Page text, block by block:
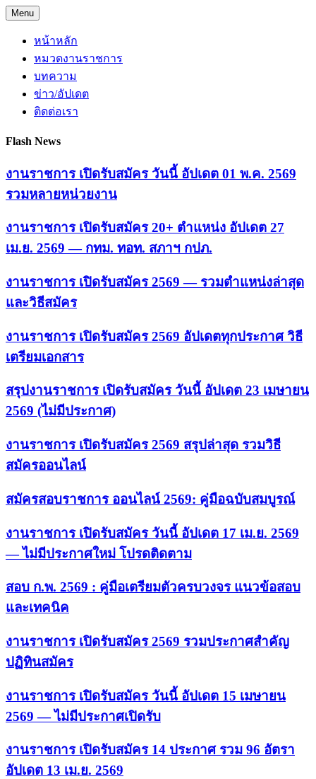
Skip
to
content
Menu
หน้าหลัก
หมวดงานราชการ
บทความ
ข่าว/อัปเดต
ติดต่อเรา
Flash News
งานราชการ เปิดรับสมัคร วันนี้ อัปเดต 01 พ.ค. 2569
รวมหลายหน่วยงาน
งานราชการ เปิดรับสมัคร 20+ ตำแหน่ง อัปเดต 27
เม.ย. 2569 — กทม. ทอท. สภาฯ กปภ.
งานราชการ เปิดรับสมัคร 2569 — รวมตำแหน่งล่าสุด
และวิธีสมัคร
งานราชการ เปิดรับสมัคร 2569 อัปเดตทุกประกาศ วิธี
เตรียมเอกสาร
สรุปงานราชการ เปิดรับสมัคร วันนี้ อัปเดต 23 เมษายน
2569 (ไม่มีประกาศ)
งานราชการ เปิดรับสมัคร 2569 สรุปล่าสุด รวมวิธี
สมัครออนไลน์
สมัครสอบราชการ ออนไลน์ 2569: คู่มือฉบับสมบูรณ์
งานราชการ เปิดรับสมัคร วันนี้ อัปเดต 17 เม.ย. 2569
— ไม่มีประกาศใหม่ โปรดติดตาม
สอบ ก.พ. 2569 : คู่มือเตรียมตัวครบวงจร แนวข้อสอบ
และเทคนิค
งานราชการ เปิดรับสมัคร 2569 รวมประกาศสำคัญ
ปฏิทินสมัคร
งานราชการ เปิดรับสมัคร วันนี้ อัปเดต 15 เมษายน
2569 — ไม่มีประกาศเปิดรับ
งานราชการ เปิดรับสมัคร 14 ประกาศ รวม 96 อัตรา
อัปเดต 13 เม.ย. 2569